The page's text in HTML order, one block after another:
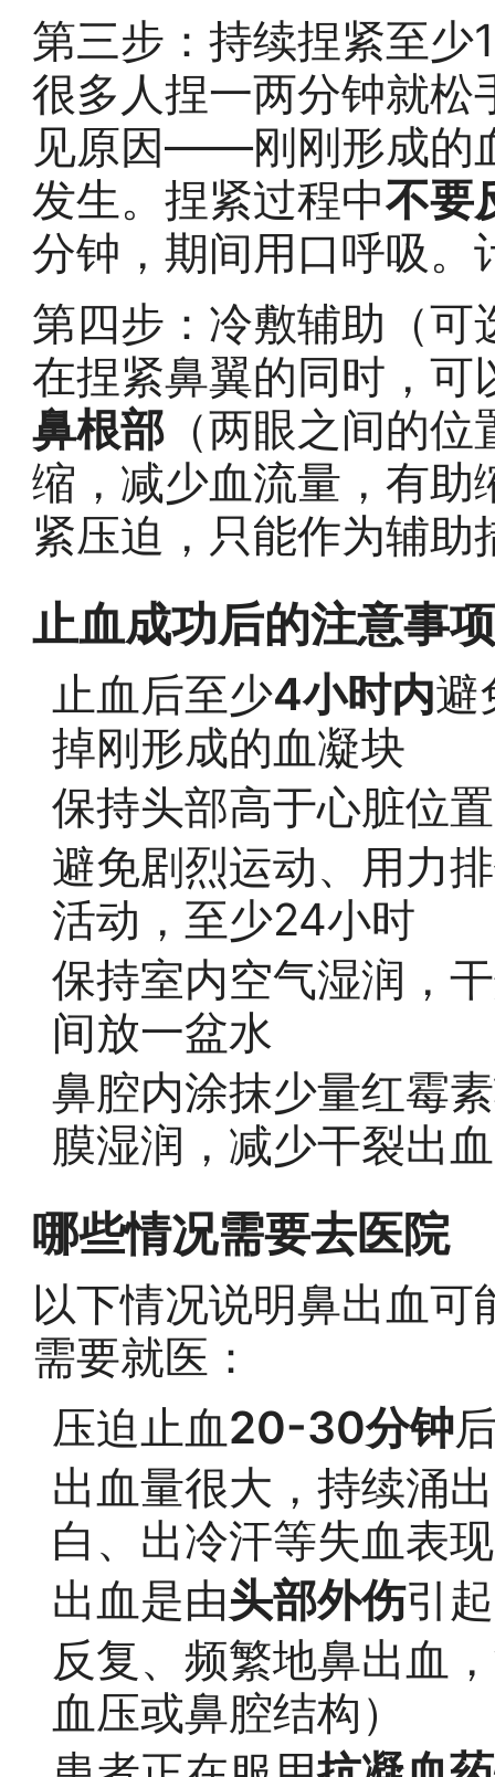
第三步：持续捏紧至少
很多人捏一两分钟就
见原因——刚刚形成的
发生。捏紧过程中不要
分钟，期间用口呼吸
第四步：冷敷辅助（可
在捏紧鼻翼的同时，
鼻根部 （两眼之间的
缩，减少血流量，有
紧压迫，只能作为辅助
止血成功后的注意事
止血后至少4小时内避
掉刚形成的血凝块
保持头部高于心脏位
避免剧烈运动、用力
活动，至少24小时
保持室内空气湿润，
间放一盆水
鼻腔内涂抹少量红霉
膜湿润，减少干裂出血
哪些情况需要去医院
以下情况说明鼻出血
需要就医：
压迫止血20-30分钟
出血量很大，持续涌
白、出冷汗等失血表现
出血是由头部外伤引
反复、频繁地鼻出血
血压或鼻腔结构）